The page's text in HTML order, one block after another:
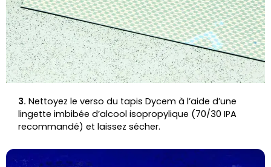
3. Nettoyez le verso du tapis Dycem à l’aide d’une
lingette imbibée d’alcool isopropylique (70/30 IPA
recommandé) et laissez sécher.